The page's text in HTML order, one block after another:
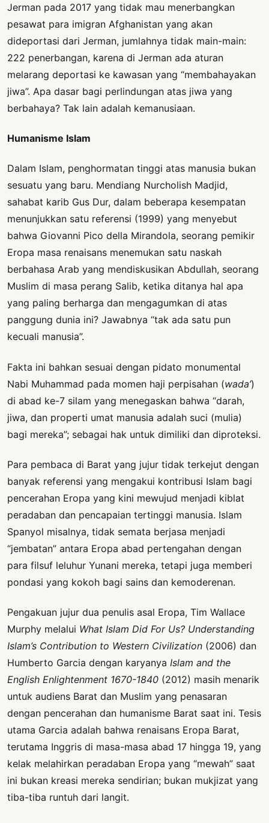
Jerman pada 2017 yang tidak mau menerbangkan
pesawat para imigran Afghanistan yang akan
dideportasi dari Jerman, jumlahnya tidak main-main:
222 penerbangan, karena di Jerman ada aturan
melarang deportasi ke kawasan yang “membahayakan
jiwa”. Apa dasar bagi perlindungan atas jiwa yang
berbahaya? Tak lain adalah kemanusiaan.
Humanisme Islam
Dalam Islam, penghormatan tinggi atas manusia bukan
sesuatu yang baru. Mendiang Nurcholish Madjid,
sahabat karib Gus Dur, dalam beberapa kesempatan
menunjukkan satu referensi (1999) yang menyebut
bahwa Giovanni Pico della Mirandola, seorang pemikir
Eropa masa renaisans menemukan satu naskah
berbahasa Arab yang mendiskusikan Abdullah, seorang
Muslim di masa perang Salib, ketika ditanya hal apa
yang paling berharga dan mengagumkan di atas
panggung dunia ini? Jawabnya “tak ada satu pun
kecuali manusia”.
Fakta ini bahkan sesuai dengan pidato monumental
Nabi Muhammad pada momen haji perpisahan (wada’)
di abad ke-7 silam yang menegaskan bahwa “darah,
jiwa, dan properti umat manusia adalah suci (mulia)
bagi mereka”; sebagai hak untuk dimiliki dan diproteksi.
Para pembaca di Barat yang jujur tidak terkejut dengan
banyak referensi yang mengakui kontribusi Islam bagi
pencerahan Eropa yang kini mewujud menjadi kiblat
peradaban dan pencapaian tertinggi manusia. Islam
Spanyol misalnya, tidak semata berjasa menjadi
“jembatan” antara Eropa abad pertengahan dengan
para filsuf leluhur Yunani mereka, tetapi juga memberi
pondasi yang kokoh bagi sains dan kemoderenan.
Pengakuan jujur dua penulis asal Eropa, Tim Wallace
Murphy melalui What Islam Did For Us? Understanding
Islam’s Contribution to Western Civilization (2006) dan
Humberto Garcia dengan karyanya Islam and the
English Enlightenment 1670-1840 (2012) masih menarik
untuk audiens Barat dan Muslim yang penasaran
dengan pencerahan dan humanisme Barat saat ini. Tesis
utama Garcia adalah bahwa renaisans Eropa Barat,
terutama Inggris di masa-masa abad 17 hingga 19, yang
kelak melahirkan peradaban Eropa yang “mewah” saat
ini bukan kreasi mereka sendirian; bukan mukjizat yang
tiba-tiba runtuh dari langit.